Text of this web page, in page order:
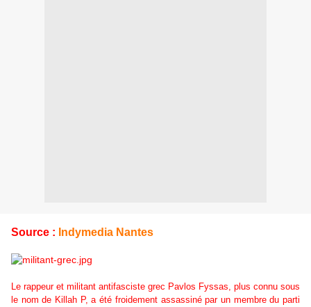
Source : Indymedia Nantes
Le rappeur et militant antifasciste grec Pavlos Fyssas, plus connu sous
le nom de Killah P, a été froidement assassiné par un membre du parti